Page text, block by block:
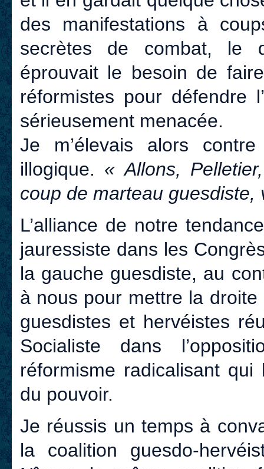
des manifestations à
secrètes de combat,
éprouvait le besoin de
réformistes pour défendre
sérieusement menacée.
Je m’élevais alors
illogique. « Allons, Pelletier,
coup de marteau
L’alliance de notre
jauressiste dans les
la gauche guesdiste, au
à nous pour mettre la
guesdistes et hervéistes
Socialiste dans
réformisme radicalisant qui
du pouvoir.
Je réussis un temps à
la coalition guesdo-